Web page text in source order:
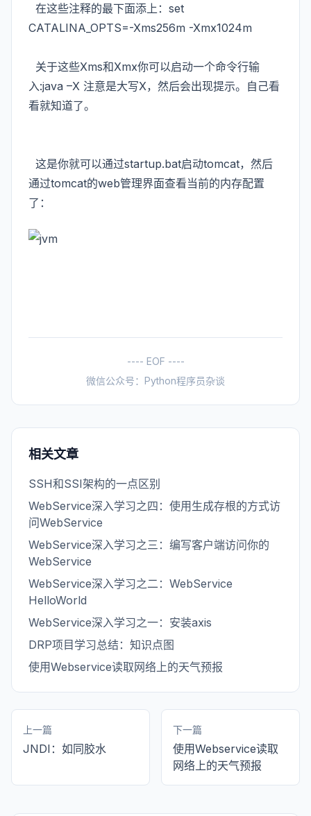
在这些注释的最下面添上：set
CATALINA_OPTS=-Xms256m -Xmx1024m
关于这些Xms和Xmx你可以启动一个命令行输
入:java –X 注意是大写X，然后会出现提示。自己看
看就知道了。
这是你就可以通过startup.bat启动tomcat，然后
通过tomcat的web管理界面查看当前的内存配置
了：
---- EOF ----
微信公众号：Python程序员杂谈
相关文章
SSH和SSI架构的一点区别
WebService深入学习之四：使用生成存根的方式访
问WebService
WebService深入学习之三：编写客户端访问你的
WebService
WebService深入学习之二：WebService
HelloWorld
WebService深入学习之一：安装axis
DRP项目学习总结：知识点图
使用Webservice读取网络上的天气预报
上一篇
JNDI：如同胶水
下一篇
使用Webservice读取
网络上的天气预报